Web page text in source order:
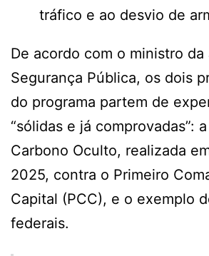
tráfico e ao desvio de
De acordo com o ministro da
Segurança Pública, os dois
do programa partem de
“sólidas e já comprovadas”:
Carbono Oculto, realizada
2025, contra o Primeiro
Capital (PCC), e o exemplo
federais.